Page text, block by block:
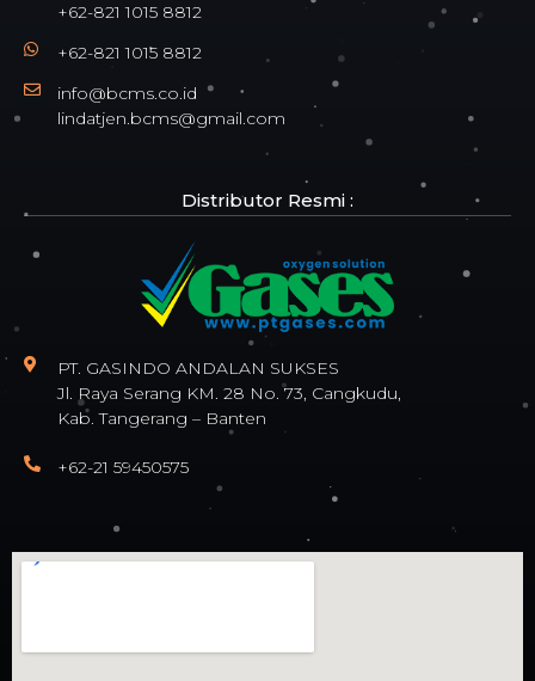
+62-821 1015 8812
+62-821 1015 8812
info@bcms.co.id
lindatjen.bcms@gmail.com
Distributor Resmi :
PT. GASINDO ANDALAN SUKSES
Jl. Raya Serang KM. 28 No. 73, Cangkudu,
Kab. Tangerang – Banten
+62-21 59450575